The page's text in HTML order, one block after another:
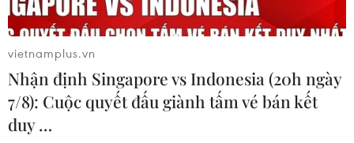
cuộc điều tra vốn buộc tội cộng sự của ông.
vietnamplus.vn
Nhận định Singapore vs Indonesia (20h ngày
7/8): Cuộc quyết đấu giành tấm vé bán kết
duy …